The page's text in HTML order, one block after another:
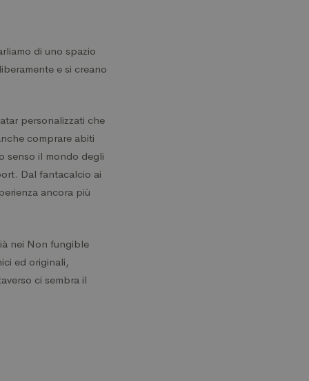
di uno spazio
e si creano
personalizzati che
comprare abiti
senso il mondo degli
Dal fantacalcio ai
ancora più
nei Non fungible
ed originali,
ci sembra il